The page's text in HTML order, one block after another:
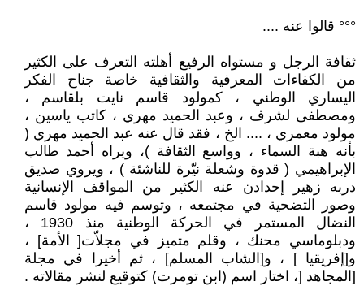
°°° قالوا عنه ....
ثقافة الرجل و مستواه الرفيع أهلته التعرف على الكثير
من الكفاءات المعرفية والثقافية خاصة جناح الفكر
اليساري الوطني ، كمولود قاسم نايت بلقاسم ،
ومصطفى لشرف ، وعبد الحميد مهري ، كاتب ياسين ،
مولود معمري ، .... الخ ، فقد قال عنه عبد الحميد مهري (
بأنه هبة السماء ، وواسع الثقافة )، ويراه أحمد طالب
الإبراهيمي ( قدوة وشعلة نيّرة للناشئة ) ، ويروي صديق
دربه زهير إحدادن عنه الكثير من المواقف الإنسانية
وصور التضحية في مجتمعه ، وتوسم فيه مولود قاسم
النضال المستمر في الحركة الوطنية منذ 1930 ،
ودبلوماسي محنك ، وقلم متميز في مجلاّت[ الأمة] ،
و[إفريقيا ] ، و[الشاب المسلم] ، ثم أخيرا في مجلة
[المجاهد [، اختار اسم (ابن تومرت) كتوقيع لنشر مقالاته .